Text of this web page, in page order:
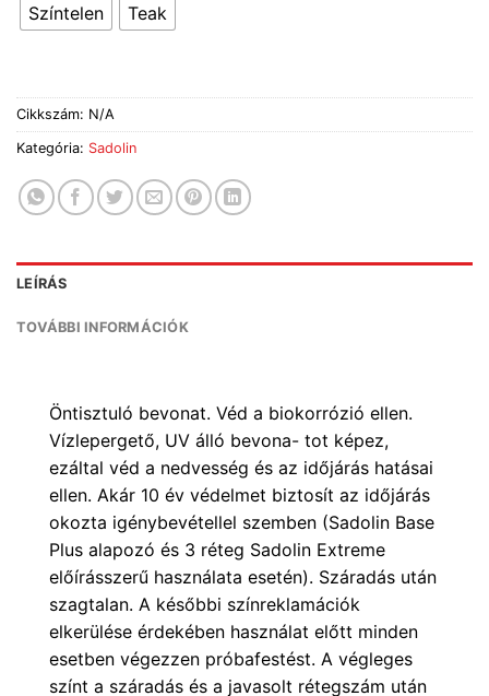
Színtelen
Teak
Cikkszám: N/A
Kategória: Sadolin
LEÍRÁS
TOVÁBBI INFORMÁCIÓK
Öntisztuló bevonat. Véd a biokorrózió ellen.
Vízlepergető, UV álló bevona- tot képez,
ezáltal véd a nedvesség és az időjárás hatásai
ellen. Akár 10 év védelmet biztosít az időjárás
okozta igénybevétellel szemben (Sadolin Base
Plus alapozó és 3 réteg Sadolin Extreme
előírásszerű használata esetén). Száradás után
szagtalan. A későbbi színreklamációk
elkerülése érdekében használat előtt minden
esetben végezzen próbafestést. A végleges
színt a száradás és a javasolt rétegszám után